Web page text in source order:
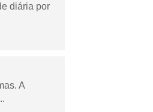
diária por
A